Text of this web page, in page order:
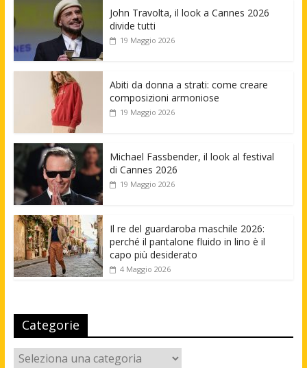
John Travolta, il look a Cannes 2026
divide tutti
19 Maggio 2026
Abiti da donna a strati: come creare
composizioni armoniose
19 Maggio 2026
Michael Fassbender, il look al festival
di Cannes 2026
19 Maggio 2026
Il re del guardaroba maschile 2026:
perché il pantalone fluido in lino è il
capo più desiderato
4 Maggio 2026
Categorie
Categorie